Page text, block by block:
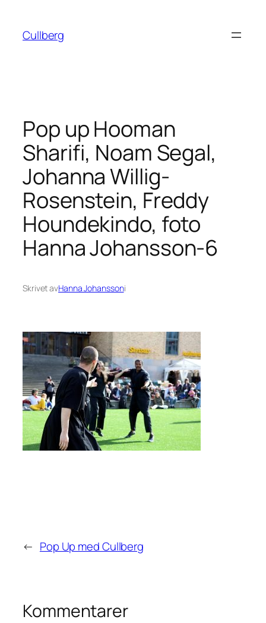
innehåll
Cullberg
Pop up Hooman
Sharifi, Noam Segal,
Johanna Willig-
Rosenstein, Freddy
Houndekindo, foto
Hanna Johansson-6
Skrivet avHanna Johanssoni
← Pop Up med Cullberg
Kommentarer